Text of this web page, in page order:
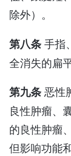
除外）。
第八条手指
全消失的扁
第九条恶性
良性肿瘤、
的良性肿瘤
但影响功能